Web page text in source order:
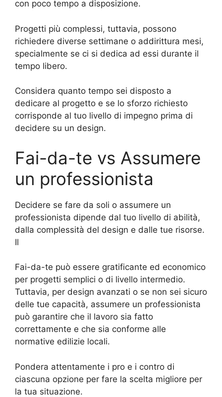
con poco tempo a disposizione.
Progetti più complessi, tuttavia, possono
richiedere diverse settimane o addirittura mesi,
specialmente se ci si dedica ad essi durante il
tempo libero.
Considera quanto tempo sei disposto a
dedicare al progetto e se lo sforzo richiesto
corrisponde al tuo livello di impegno prima di
decidere su un design.
Fai-da-te vs Assumere
un professionista
Decidere se fare da soli o assumere un
professionista dipende dal tuo livello di abilità,
dalla complessità del design e dalle tue risorse.
Il
Fai-da-te può essere gratificante ed economico
per progetti semplici o di livello intermedio.
Tuttavia, per design avanzati o se non sei sicuro
delle tue capacità, assumere un professionista
può garantire che il lavoro sia fatto
correttamente e che sia conforme alle
normative edilizie locali.
Pondera attentamente i pro e i contro di
ciascuna opzione per fare la scelta migliore per
la tua situazione.